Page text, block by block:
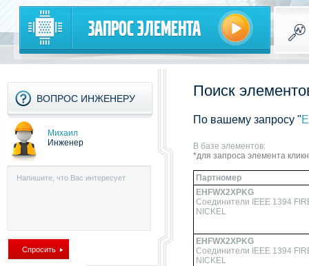
Запрос элемента
ВОПРОС ИНЖЕНЕРУ
Михаил
Инженер
Поиск
По вашему запросу "
В базе элементов:
*для запроса элемента
Партномер
EHFWX2XPKG
Соединители IEEE 1394
NICKEL
EHFWX2XPKG
Соединители IEEE 1394
NICKEL